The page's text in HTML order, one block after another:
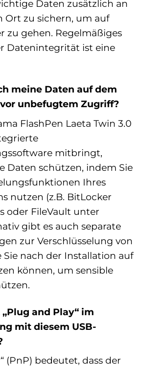
Daten zusätzlich an
Ort zu sichern, um auf
zu gehen. Regelmäßiges
Datenintegrität ist eine
meine Daten auf dem
unbefugtem Zugriff?
FlashPen Laeta Twin 3.0
mitbringt,
Daten schützen, indem Sie
Ihres
nutzen (z.B. BitLocker
oder FileVault unter
gibt es auch separate
zur Verschlüsselung von
Sie nach der Installation auf
können, um sensible
and Play“ im
mit diesem USB-
(PnP) bedeutet, dass der